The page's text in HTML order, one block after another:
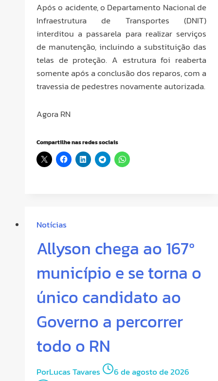
Após o acidente, o Departamento Nacional de
Infraestrutura de Transportes (DNIT)
interditou a passarela para realizar serviços
de manutenção, incluindo a substituição das
telas de proteção. A estrutura foi reaberta
somente após a conclusão dos reparos, com a
travessia de pedestres novamente autorizada.
Agora RN
Compartilhe nas redes sociais
Notícias
Allyson chega ao 167º
município e se torna o
único candidato ao
Governo a percorrer
todo o RN
PorLucas Tavares
6 de agosto de 2026